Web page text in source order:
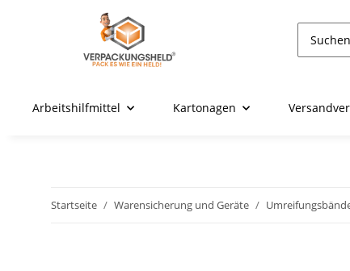
Arbeitshilfmittel Kartonagen
Startseite Warensicherung und Geräte